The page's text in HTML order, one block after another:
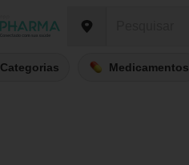
Categorias Medicamentos